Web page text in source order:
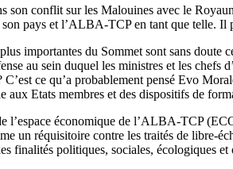
son conflit sur les Malouines avec le
son pays et l’ALBA-TCP en tant que telle.
importantes du Sommet sont sans
au sein duquel les ministres et les chefs
ce qu’a probablement pensé Evo
Etats membres et des dispositifs de
l’espace économique de l’ALBA-TCP
un réquisitoire contre les traités de libre-
finalités politiques, sociales, écologiques